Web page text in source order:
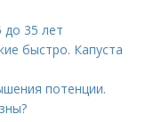
до 35 лет
быстро. Капуста
потенции.